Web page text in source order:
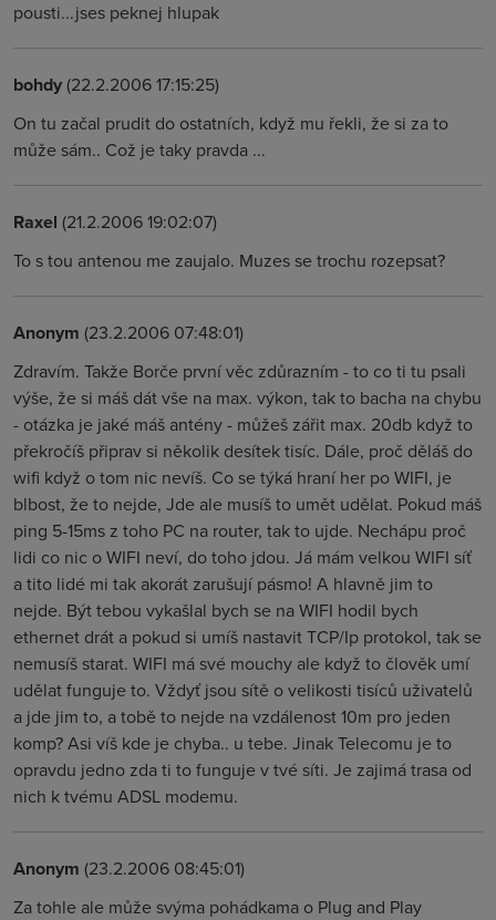
pousti...jses peknej hlupak
bohdy(22.2.2006 17:15:25)
On tu začal prudit do ostatních, když mu řekli, že si za to
může sám.. Což je taky pravda ...
Raxel (21.2.2006 19:02:07)
To s tou antenou me zaujalo. Muzes se trochu rozepsat?
Anonym (23.2.2006 07:48:01)
Zdravím. Takže Borče první věc zdůrazním - to co ti tu psali
výše, že si máš dát vše na max. výkon, tak to bacha na chybu
- otázka je jaké máš antény - můžeš zářit max. 20db když to
překročíš připrav si několik desítek tisíc. Dále, proč děláš do
wifi když o tom nic nevíš. Co se týká hraní her po WIFI, je
blbost, že to nejde, Jde ale musíš to umět udělat. Pokud máš
ping 5-15ms z toho PC na router, tak to ujde. Nechápu proč
lidi co nic o WIFI neví, do toho jdou. Já mám velkou WIFI síť
a tito lidé mi tak akorát zarušují pásmo! A hlavně jim to
nejde. Být tebou vykašlal bych se na WIFI hodil bych
ethernet drát a pokud si umíš nastavit TCP/Ip protokol, tak se
nemusíš starat. WIFI má své mouchy ale když to člověk umí
udělat funguje to. Vždyť jsou sítě o velikosti tisíců uživatelů
a jde jim to, a tobě to nejde na vzdálenost 10m pro jeden
komp? Asi víš kde je chyba.. u tebe. Jinak Telecomu je to
opravdu jedno zda ti to funguje v tvé síti. Je zajimá trasa od
nich k tvému ADSL modemu.
Anonym (23.2.2006 08:45:01)
Za tohle ale může svýma pohádkama o Plug and Play